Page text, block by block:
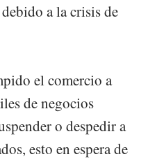
a la crisis de
el comercio a
de negocios
o despedir a
esto en espera de